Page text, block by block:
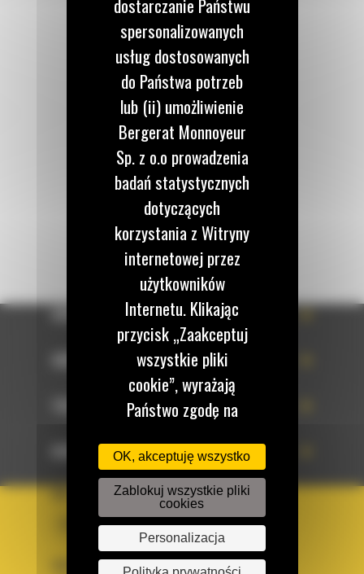
Zadzwoń do nas
122 100 122
Napisz do nas
WYŚLIJ WIADOMOŚĆ
OFERTA
TECHNOLOGIE
DOWIEDZ SIĘ WIĘCEJ
KRAJ
BM POLSKA
OBSERWUJ NAS
spersonalizowanych
usług dostosowanych
do Państwa potrzeb
lub (ii) umożliwienie
Bergerat Monnoyeur
Sp. z o.o prowadzenia
badań statystycznych
dotyczących
korzystania z Witryny
internetowej przez
użytkowników
Internetu. Klikając
przycisk „Zaakceptuj
wszystkie pliki
cookie”, wyrażają
Państwo zgodę na
plików cookie. W
każdej chwili mogą
Państwo zmienić
preferencje w naszej
Witrynie internetowej.
OK, akceptuję wszystko
Zablokuj wszystkie pliki
cookies
Personalizacja